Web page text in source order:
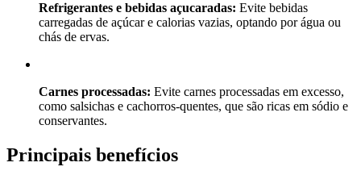
Refrigerantes e bebidas açucaradas: Evite bebidas
carregadas de açúcar e calorias vazias, optando por água ou
chás de ervas.
Carnes processadas: Evite carnes processadas em excesso,
como salsichas e cachorros-quentes, que são ricas em sódio e
conservantes.
Principais benefícios